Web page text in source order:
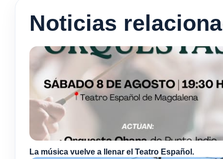
Noticias
La música vuelve a llenar el Teatro Español.